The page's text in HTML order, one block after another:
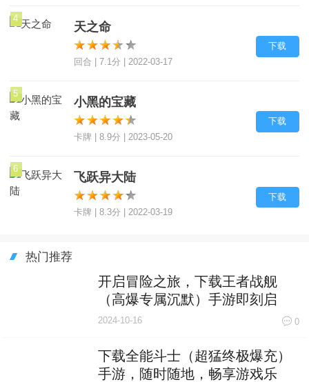
4
天之命
回合 | 7.1分 | 2022-03-17
下载
5
小黑的宝藏
卡牌 | 8.9分 | 2023-05-20
下载
6
飞跃异大陆
卡牌 | 8.3分 | 2022-03-19
下载
热门推荐
开启冒险之旅，下载王者战舰
（高爆专属沉默）手游即刻启
程！
2024-10-16 0
下载全能斗士（超猛终极爆充）
手游，随时随地，畅享游戏乐